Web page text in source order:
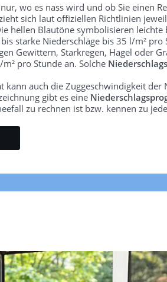
wo es nass wird und ob Sie einen
sich laut offiziellen Richtlinien
hellen Blautöne symbolisieren
starke Niederschläge bis 35 l/m²
Gewittern, Starkregen, Hagel oder
pro Stunde an. Solche
kann auch die Zuggeschwindigkeit
gibt es eine
zu rechnen ist bzw. kennen zu